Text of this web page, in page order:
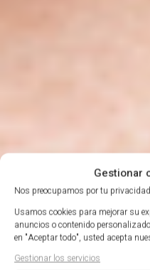
Gestionar
Nos preocupamos por tu privacidad
Usamos cookies para mejorar su
anuncios o contenido
en "Aceptar todo", usted acepta
Gestionar los servicios